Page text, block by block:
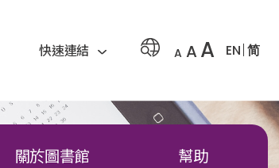
快速連結 A A A EN 简
關於圖書館 幫助